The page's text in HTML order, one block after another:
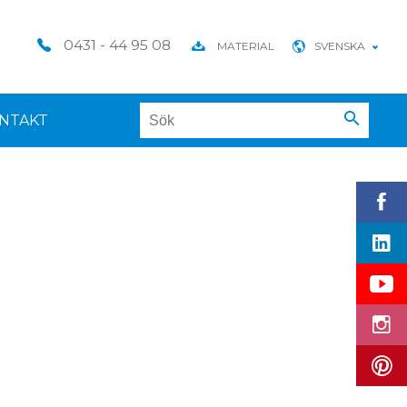
SVENSKA
0431 - 44 95 08 MATERIAL